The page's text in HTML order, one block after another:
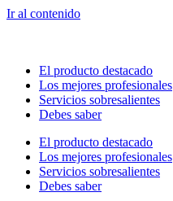
Ir al contenido
El producto destacado
Los mejores profesionales
Servicios sobresalientes
Debes saber
El producto destacado
Los mejores profesionales
Servicios sobresalientes
Debes saber